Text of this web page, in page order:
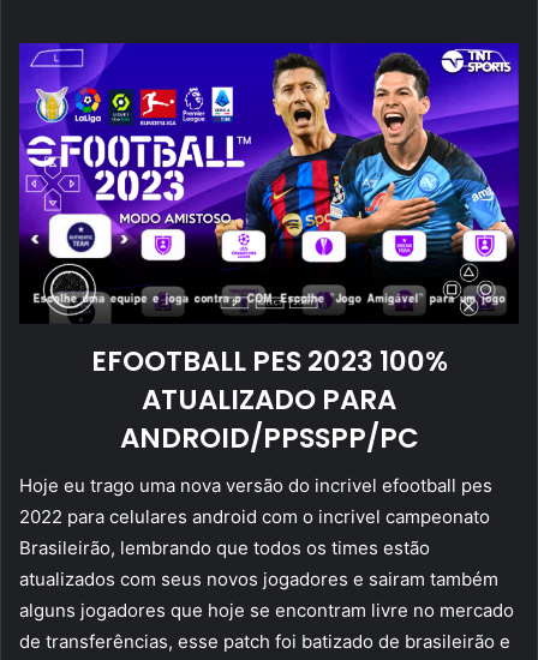
EFOOTBALL PES 2023 100%
ATUALIZADO PARA
ANDROID/PPSSPP/PC
Hoje eu trago uma nova versão do incrivel efootball pes
2022 para celulares android com o incrivel campeonato
Brasileirão, lembrando que todos os times estão
atualizados com seus novos jogadores e sairam também
alguns jogadores que hoje se encontram livre no mercado
de transferências, esse patch foi batizado de brasileirão e